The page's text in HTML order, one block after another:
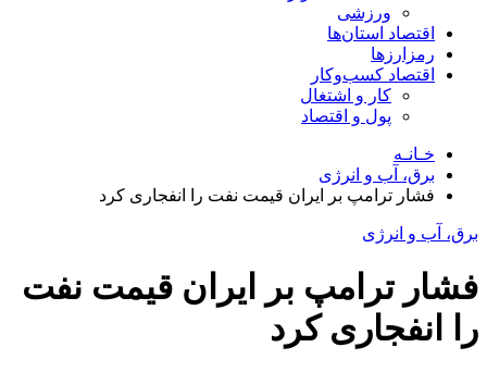
ورزشی
اقتصاد استان‌ها
رمزارزها
اقتصاد کسب‌و‌کار
کار و اشتغال
پول و اقتصاد
خـانـه
برق، آب و انرژی
فشار ترامپ بر ایران قیمت نفت را انفجاری کرد
برق، آب و انرژی
فشار ترامپ بر ایران قیمت نفت
را انفجاری کرد